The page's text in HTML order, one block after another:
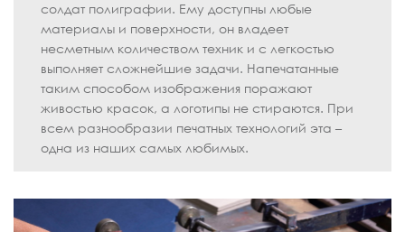
солдат полиграфии. Ему доступны любые
материалы и поверхности, он владеет
несметным количеством техник и с легкостью
выполняет сложнейшие задачи. Напечатанные
таким способом изображения поражают
живостью красок, а логотипы не стираются. При
всем разнообразии печатных технологий эта –
одна из наших самых любимых.